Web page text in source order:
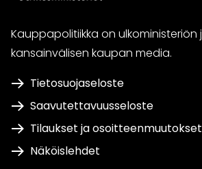
n
Kauppapolitiikka on ulkoministeriön
kansainvälisen kaupan media.
Tietosuojaseloste
Saavutettavuusseloste
Tilaukset ja osoitteenmuutokset
Näköislehdet